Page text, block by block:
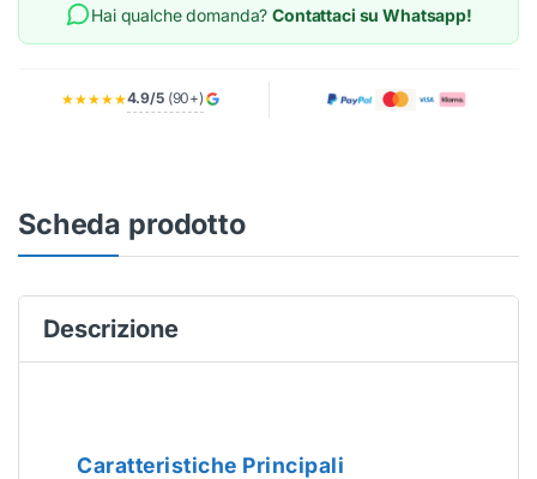
Hai qualche domanda?Contattaci su Whatsapp!
★★★★★4.9/5(90+)
Scheda prodotto
Descrizione
Caratteristiche Principali